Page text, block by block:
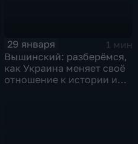
29 января
1 мин
Вышинский: разберёмся,
как Украина меняет своё
отношение к истории и